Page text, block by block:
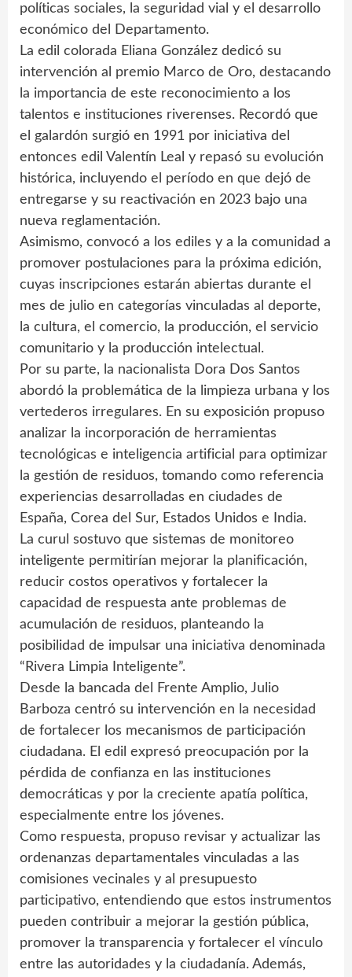
políticas sociales, la seguridad vial y el desarrollo
económico del Departamento.
La edil colorada Eliana González dedicó su
intervención al premio Marco de Oro, destacando
la importancia de este reconocimiento a los
talentos e instituciones riverenses. Recordó que
el galardón surgió en 1991 por iniciativa del
entonces edil Valentín Leal y repasó su evolución
histórica, incluyendo el período en que dejó de
entregarse y su reactivación en 2023 bajo una
nueva reglamentación.
Asimismo, convocó a los ediles y a la comunidad a
promover postulaciones para la próxima edición,
cuyas inscripciones estarán abiertas durante el
mes de julio en categorías vinculadas al deporte,
la cultura, el comercio, la producción, el servicio
comunitario y la producción intelectual.
Por su parte, la nacionalista Dora Dos Santos
abordó la problemática de la limpieza urbana y los
vertederos irregulares. En su exposición propuso
analizar la incorporación de herramientas
tecnológicas e inteligencia artificial para optimizar
la gestión de residuos, tomando como referencia
experiencias desarrolladas en ciudades de
España, Corea del Sur, Estados Unidos e India.
La curul sostuvo que sistemas de monitoreo
inteligente permitirían mejorar la planificación,
reducir costos operativos y fortalecer la
capacidad de respuesta ante problemas de
acumulación de residuos, planteando la
posibilidad de impulsar una iniciativa denominada
“Rivera Limpia Inteligente”.
Desde la bancada del Frente Amplio, Julio
Barboza centró su intervención en la necesidad
de fortalecer los mecanismos de participación
ciudadana. El edil expresó preocupación por la
pérdida de confianza en las instituciones
democráticas y por la creciente apatía política,
especialmente entre los jóvenes.
Como respuesta, propuso revisar y actualizar las
ordenanzas departamentales vinculadas a las
comisiones vecinales y al presupuesto
participativo, entendiendo que estos instrumentos
pueden contribuir a mejorar la gestión pública,
promover la transparencia y fortalecer el vínculo
entre las autoridades y la ciudadanía. Además,